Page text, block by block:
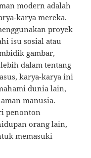
modern adalah
karya mereka.
proyek
isu sosial atau
gambar,
dalam tentang
karya-karya ini
dunia lain,
manusia.
penonton
orang lain,
memasuki